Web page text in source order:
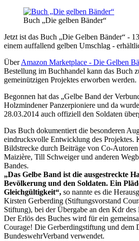
Buch „Die gelben Bänder“
Jetzt ist das Buch „Die Gelben Bänder“ -
einem auffallend gelben Umschlag -
ÜberAmazon Marketplace - Die Gelben
Bestellung im Buchhandel kann das Buch
gemeinützigen Projektes erworben werden.
Begonnen hat das „Gelbe Band der
Holzmindener Panzerpioniere und da
28.03.2014 auch offiziell den Soldaten
Das Buch dokumentiert die besonderen
eindrucksvolle Entwicklung des Projektes.
Bildstrecke durch Beiträge von Co-
Maizière, Till Schweiger und anderen
Bandes.
„Das Gelbe Band ist die ausgestreckte
Bevölkerung und den Soldaten. Ein
Gleichgültigkeit“, so nannte es die
Kirsten Gerberding (Stiftungsvorstand
Stiftung), bei der Übergabe an den Kdr des
Der Erlös des Buches wird für ein
Courage! Die Gerberdingstiftung und dem
BundeswehrVerband verwendet.